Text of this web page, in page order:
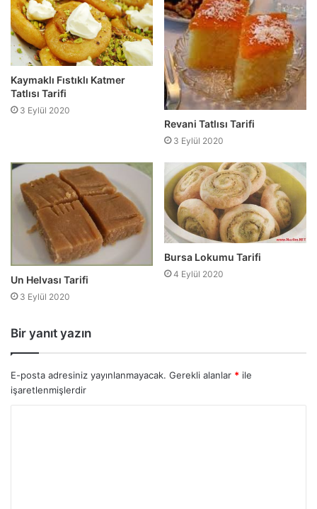
Kaymaklı Fıstıklı Katmer
Tatlısı Tarifi
3 Eylül 2020
Revani Tatlısı Tarifi
3 Eylül 2020
Un Helvası Tarifi
3 Eylül 2020
Bursa Lokumu Tarifi
4 Eylül 2020
Bir yanıt yazın
E-posta adresiniz yayınlanmayacak. Gerekli alanlar * ile
işaretlenmişlerdir